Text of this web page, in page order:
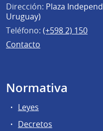
Dirección: Plaza
Uruguay)
Teléfono: (+598 2) 150
Contacto
Normativa
Leyes
Decretos